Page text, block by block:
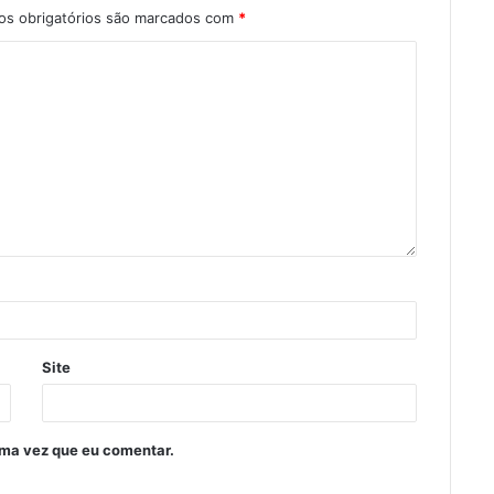
obrigatórios são marcados com *
Site
vez que eu comentar.